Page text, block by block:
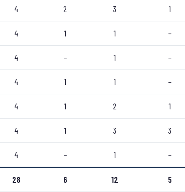
4 2 3 1
4 1 1 –
4 – 1 –
4 1 1 –
4 1 2 1
4 1 3 3
4 – 1 –
28 6 12 5